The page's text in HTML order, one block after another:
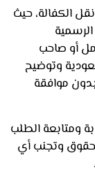
حيث
صاحب
وتوضيح
موافقة
الطلب
وتجنب أي